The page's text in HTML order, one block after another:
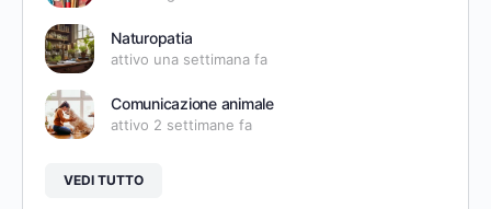
Naturopatia
attivo una settimana fa
Comunicazione animale
attivo 2 settimane fa
VEDI TUTTO